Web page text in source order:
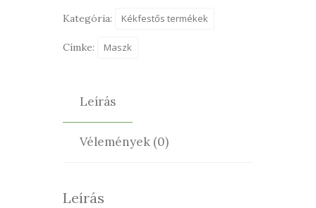
Kategória: Kékfestős termékek
Címke: Maszk
Leírás
Vélemények (0)
Leírás